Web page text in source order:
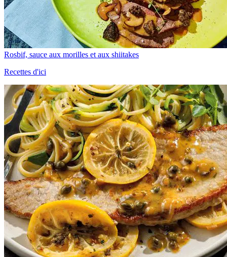
Rosbif, sauce aux morilles et aux shiitakes
Recettes d'ici